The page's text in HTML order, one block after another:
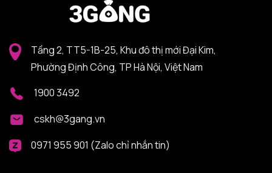
Tầng 2, TT5-1B-25, Khu đô thị mới Đại Kim,
Phường Định Công, TP Hà Nội, Việt Nam
1900 3492
cskh@3gang.vn
0971 955 901 (Zalo chỉ nhắn tin)